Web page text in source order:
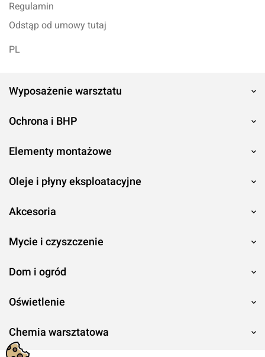
Regulamin
Odstąp od umowy tutaj
PL
Wyposażenie warsztatu
Ochrona i BHP
Elementy montażowe
Oleje i płyny eksploatacyjne
Akcesoria
Mycie i czyszczenie
Dom i ogród
Oświetlenie
Chemia warsztatowa